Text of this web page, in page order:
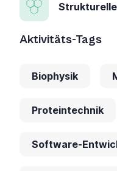
Aktivitäts-Tags
Biophysik
Proteintechnik
Software-